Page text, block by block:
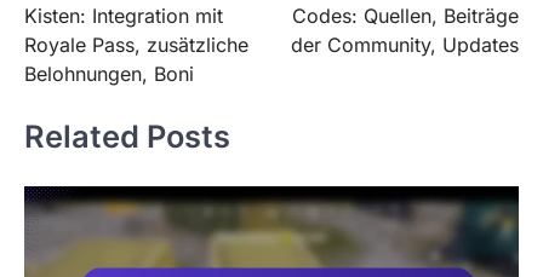
Kisten: Integration mit
Royale Pass, zusätzliche
Belohnungen, Boni
Codes: Quellen, Beiträge
der Community, Updates
Related Posts